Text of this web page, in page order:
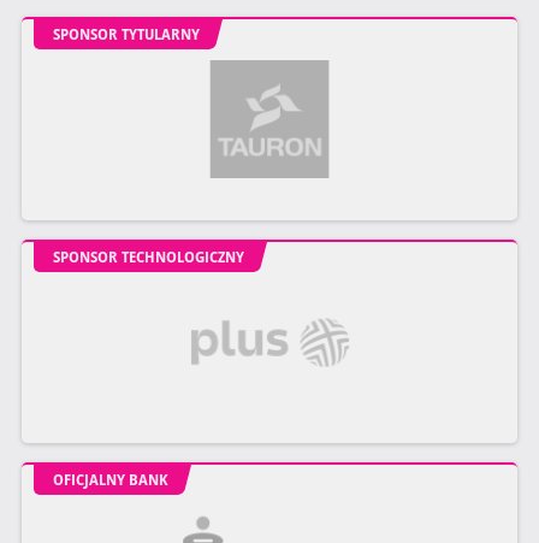
SPONSOR TYTULARNY
SPONSOR TECHNOLOGICZNY
OFICJALNY BANK